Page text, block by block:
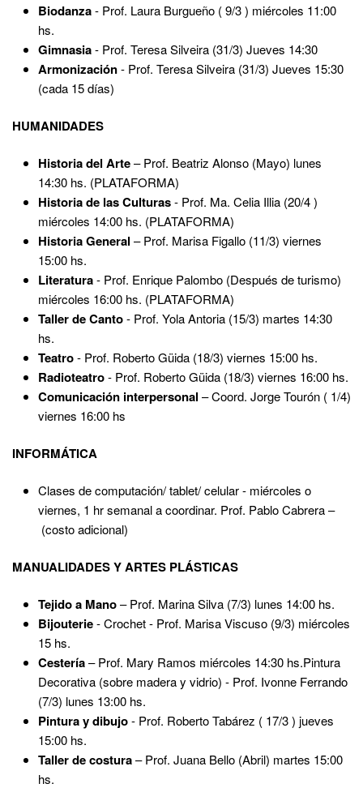
Biodanza- Prof. Laura Burgueño ( 9/3 ) miércoles 11:00
hs.
Gimnasia- Prof. Teresa Silveira (31/3) Jueves 14:30
Armonización- Prof. Teresa Silveira (31/3) Jueves 15:30
(cada 15 días)
HUMANIDADES
Historia del Arte– Prof. Beatriz Alonso (Mayo) lunes
14:30 hs. (PLATAFORMA)
Historia de las Culturas- Prof. Ma. Celia Illia (20/4 )
miércoles 14:00 hs. (PLATAFORMA)
Historia General – Prof. Marisa Figallo (11/3) viernes
15:00 hs.
Literatura- Prof. Enrique Palombo (Después de turismo)
miércoles 16:00 hs. (PLATAFORMA)
Taller de Canto- Prof. Yola Antoria (15/3) martes 14:30
hs.
Teatro- Prof. Roberto Güida (18/3) viernes 15:00 hs.
Radioteatro- Prof. Roberto Güida (18/3) viernes 16:00 hs.
Comunicación interpersonal – Coord. Jorge Tourón ( 1/4)
viernes 16:00 hs
INFORMÁTICA
Clases de computación/ tablet/ celular - miércoles o
viernes, 1 hr semanal a coordinar. Prof. Pablo Cabrera –
(costo adicional)
MANUALIDADES Y ARTES PLÁSTICAS
Tejido a Mano– Prof. Marina Silva (7/3) lunes 14:00 hs.
Bijouterie- Crochet - Prof. Marisa Viscuso (9/3) miércoles
15 hs.
Cestería– Prof. Mary Ramos miércoles 14:30 hs.Pintura
Decorativa (sobre madera y vidrio) - Prof. Ivonne Ferrando
(7/3) lunes 13:00 hs.
Pintura y dibujo- Prof. Roberto Tabárez ( 17/3 ) jueves
15:00 hs.
Taller de costura– Prof. Juana Bello (Abril) martes 15:00
hs.